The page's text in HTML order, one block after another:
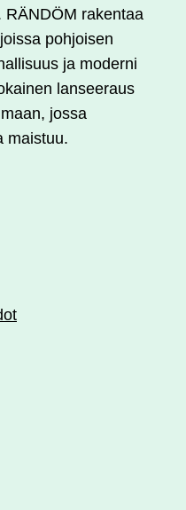
RÄNDÖM rakentaa
pohjoisen
ja moderni
lanseeraus
jossa
maistuu.